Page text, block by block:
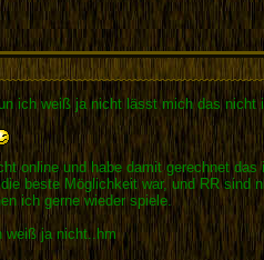
ich weiß ja nicht lässt mich das nicht
online und habe damit gerechnet
beste Möglichkeit war, und RR
ich gerne wieder spiele.
weiß ja nicht..hm